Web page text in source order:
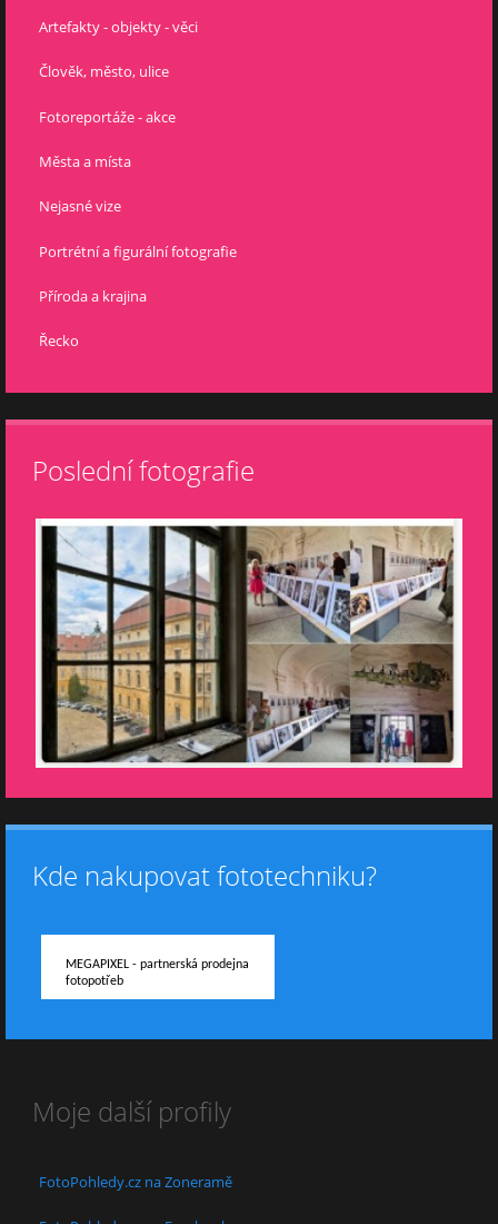
Artefakty - objekty - věci
Člověk, město, ulice
Fotoreportáže - akce
Města a místa
Nejasné vize
Portrétní a figurální fotografie
Příroda a krajina
Řecko
Poslední fotografie
Kde nakupovat fototechniku?
MEGAPIXEL - partnerská prodejna
fotopotřeb
Moje další profily
FotoPohledy.cz na Zoneramě